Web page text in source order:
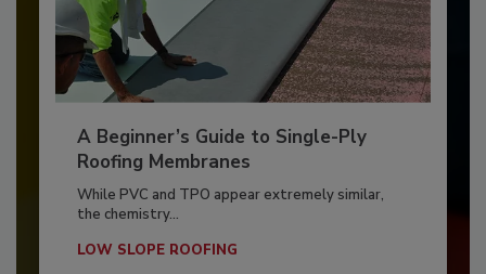
A Beginner’s Guide to Single-Ply
Roofing Membranes
While PVC and TPO appear extremely similar,
the chemistry...
LOW SLOPE ROOFING